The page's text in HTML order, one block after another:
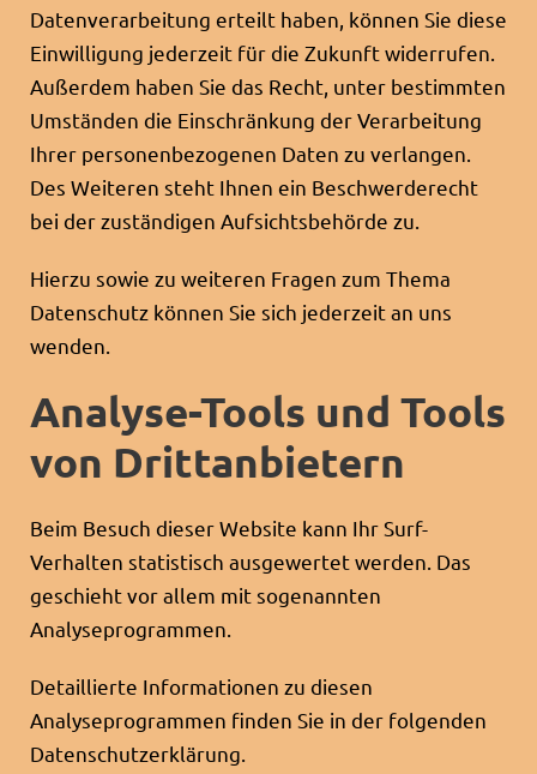
Datenverarbeitung erteilt haben, können Sie diese
Einwilligung jederzeit für die Zukunft widerrufen.
Außerdem haben Sie das Recht, unter bestimmten
Umständen die Einschränkung der Verarbeitung
Ihrer personenbezogenen Daten zu verlangen.
Des Weiteren steht Ihnen ein Beschwerderecht
bei der zuständigen Aufsichtsbehörde zu.
Hierzu sowie zu weiteren Fragen zum Thema
Datenschutz können Sie sich jederzeit an uns
wenden.
Analyse-Tools und Tools
von Dritt­anbietern
Beim Besuch dieser Website kann Ihr Surf-
Verhalten statistisch ausgewertet werden. Das
geschieht vor allem mit sogenannten
Analyseprogrammen.
Detaillierte Informationen zu diesen
Analyseprogrammen finden Sie in der folgenden
Datenschutzerklärung.